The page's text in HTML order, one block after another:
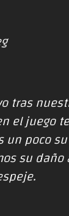
tras
el juego
poco
su